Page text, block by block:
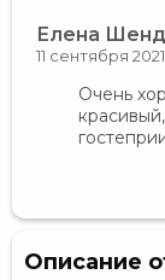
Елена
11 сентября 2021
Очень
Описание